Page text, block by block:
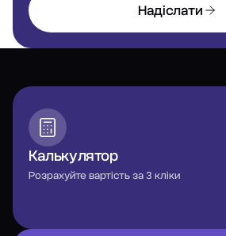
Надіслати
Калькулятор
Розрахуйте вартість за 3 кліки